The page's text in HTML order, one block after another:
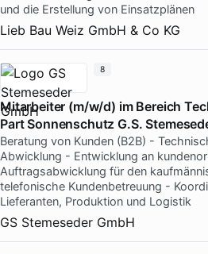
und die Erstellung von Einsatzplänen
Lieb Bau Weiz GmbH & Co KG
Mitarbeiter (m/w/d) im Bereich
Part Sonnenschutz G.S.
Beratung von Kunden (B2B) -
Abwicklung - Entwicklung an
Auftragsabwicklung für den
telefonische Kundenbetreuung -
Lieferanten, Produktion und Logistik
GS Stemeseder GmbH
8